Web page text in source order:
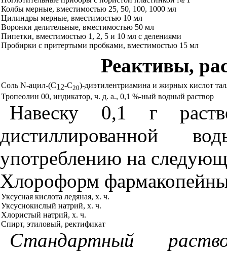
Колбы мерные, вместимостью 25, 50, 100, 1000 мл
Цилиндры мерные, вместимостью 10 мл
Воронки делительные, вместимостью 50 мл
Пипетки, вместимостью 1, 2, 5 и 10 мл с делениями
Пробирки с притертыми пробками, вместимостью 15 мл
Реактивы,
Соль N-ацил-(C12-С20)-диэтилентриамина и жирных кислот
Тропеолин 00, индикатор, ч. д. а., 0,1 %-ный водный раствор
Навеску 0,1 г
дистиллированной
употреблению на
Хлороформ фармакоп
Уксусная кислота ледяная, х. ч.
Уксуснокислый натрий, х. ч.
Хлористый натрий, х. ч.
Спирт, этиловый, ректификат
Стандартный